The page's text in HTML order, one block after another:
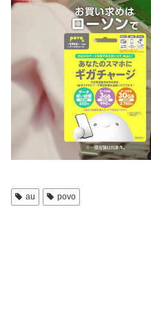
au povo